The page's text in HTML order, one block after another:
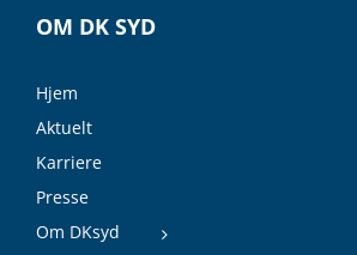
OM DK SYD
Hjem
Aktuelt
Karriere
Presse
Om DKsyd